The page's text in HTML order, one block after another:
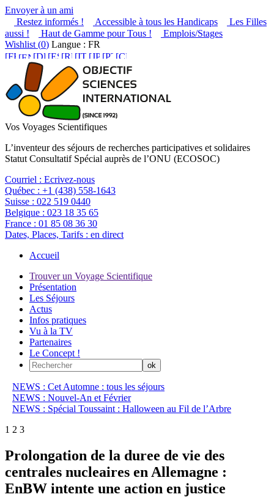
Envoyer à un ami
Restez informés !
Accessible à tous les Handicaps
Les Filles
aussi !
Haut de Gamme pour Tous !
Emplois/Stages
Wishlist (0) Langue : FR
Vos Voyages Scientifiques
L’inventeur des séjours de recherches participatives et solidaires
Statut Consultatif Spécial auprès de l’ONU (ECOSOC)
Courriel : Ecrivez-nous
Québec : +1 (438) 558-1643
Suisse : 022 519 0440
Belgique : 023 18 35 65
France : 01 85 08 36 30
Dates, Places, Tarifs : en direct
Accueil
Trouver un Voyage Scientifique
Présentation
Les Séjours
Actus
Infos pratiques
Vu à la TV
Partenaires
Le Concept !
NEWS : Cet Automne : tous les séjours
NEWS : Nouvel-An et Février
NEWS : Spécial Toussaint : Halloween au Fil de l’Arbre
1 2 3
Prolongation de la duree de vie des
centrales nucleaires en Allemagne :
EnBW intente une action en justice